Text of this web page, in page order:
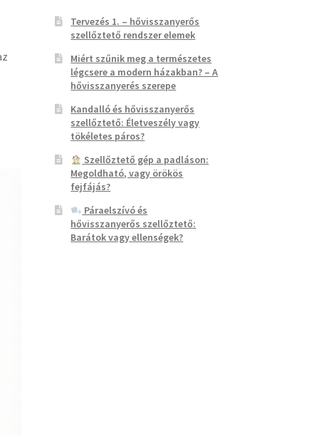
Tervezés 1. – hővisszanyerős
szellőztető rendszer elemek
Miért szűnik meg a természetes
légcsere a modern házakban? – A
hővisszanyerés szerepe
Kandalló és hővisszanyerős
szellőztető: Életveszély vagy
tökéletes páros?
Szellőztető gép a padláson:
Megoldható, vagy örökös
fejfájás?
Páraelszívó és
hővisszanyerős szellőztető:
Barátok vagy ellenségek?